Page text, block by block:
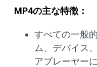
MP4の主な特徴：
すべての一般
ム、デバイス
アプレーヤー